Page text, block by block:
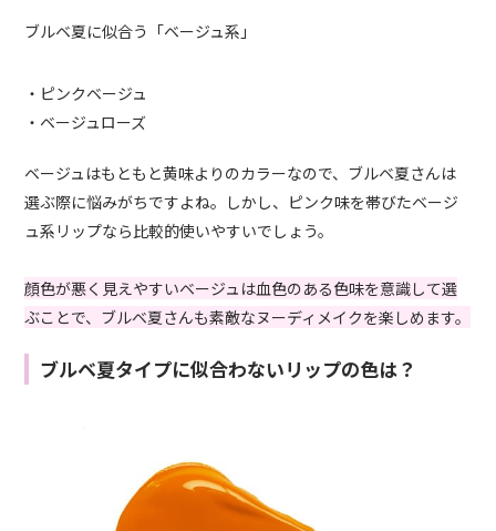
ブルベ夏に似合う「ベージュ系」
・ピンクベージュ
・ベージュローズ
ベージュはもともと黄味よりのカラーなので、ブルベ夏さんは
選ぶ際に悩みがちですよね。しかし、ピンク味を帯びたベージ
ュ系リップなら比較的使いやすいでしょう。
顔色が悪く見えやすいベージュは血色のある色味を意識して選
ぶことで、ブルベ夏さんも素敵なヌーディメイクを楽しめます。
ブルベ夏タイプに似合わないリップの色は？